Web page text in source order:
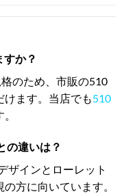
か？
のため、市販の510
ます。当店でも510
の違いは？
ザインとローレット
方に向いています。